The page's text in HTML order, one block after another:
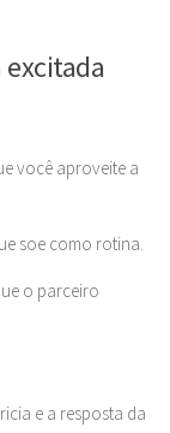
excitada
você aproveite a
soe como rotina.
o parceiro
e a resposta da